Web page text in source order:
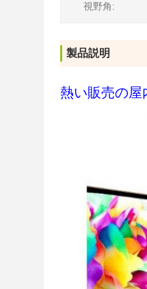
視野角:
製品説明
熱い販売の屋